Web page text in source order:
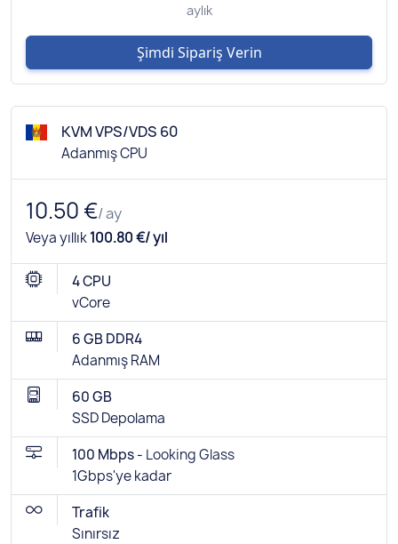
aylık
Şimdi Sipariş Verin
KVM VPS/VDS 60
Adanmış CPU
10.50 €/ ay
Veya yıllık100.80 €/ yıl
4 CPU
vCore
6 GB DDR4
Adanmış RAM
60 GB
SSD Depolama
100 Mbps - Looking Glass
1Gbps'ye kadar
Trafik
Sınırsız